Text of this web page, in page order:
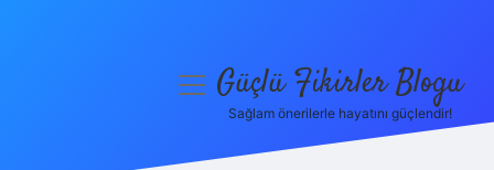
menüyüGüçlü Fikirler Blogu
Sağlam önerilerle hayatını güçlendir!